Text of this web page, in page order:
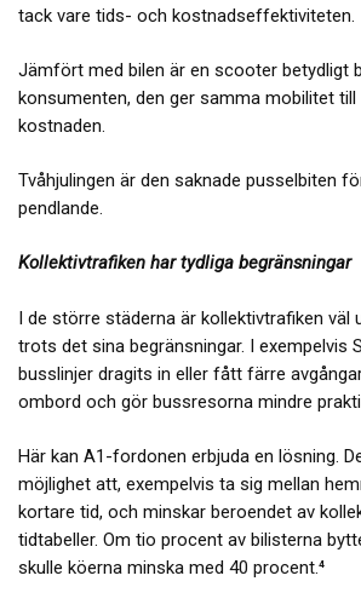
tack vare tids- och kostnadseffektiviteten.
Jämfört med bilen är en scooter betydligt
konsumenten, den ger samma mobilitet
kostnaden.
Tvåhjulingen är den saknade pusselbiten
pendlande.
Kollektivtrafiken har tydliga begränsningar
I de större städerna är kollektivtrafiken väl
trots det sina begränsningar. I exempelvis
busslinjer dragits in eller fått färre
ombord och gör bussresorna mindre
Här kan A1-fordonen erbjuda en lösning.
möjlighet att, exempelvis ta sig mellan
kortare tid, och minskar beroendet av
tidtabeller. Om tio procent av bilisterna
skulle köerna minska med 40 procent.⁴